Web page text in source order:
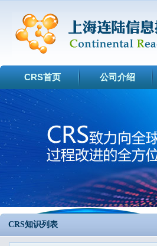
CRS首页 公司介绍
CRS知识列表